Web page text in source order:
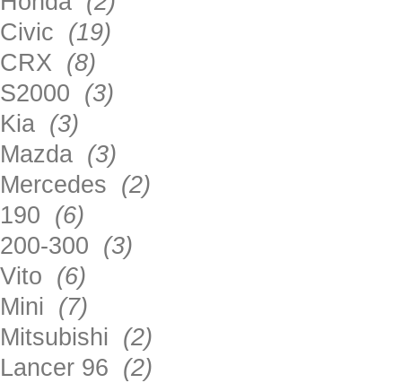
Civic (19)
CRX (8)
S2000 (3)
Kia (3)
Mazda (3)
Mercedes (2)
190 (6)
200-300 (3)
Vito (6)
Mini (7)
Mitsubishi (2)
Lancer 96 (2)